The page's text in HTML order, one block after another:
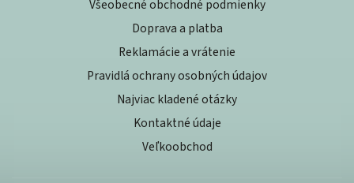
Všeobecné obchodné podmienky
Doprava a platba
Reklamácie a vrátenie
Pravidlá ochrany osobných údajov
Najviac kladené otázky
Kontaktné údaje
Veľkoobchod